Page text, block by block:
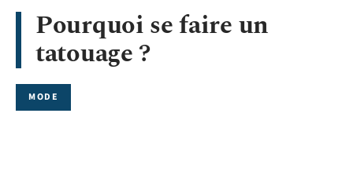
Pourquoi se faire un
tatouage ?
MODE